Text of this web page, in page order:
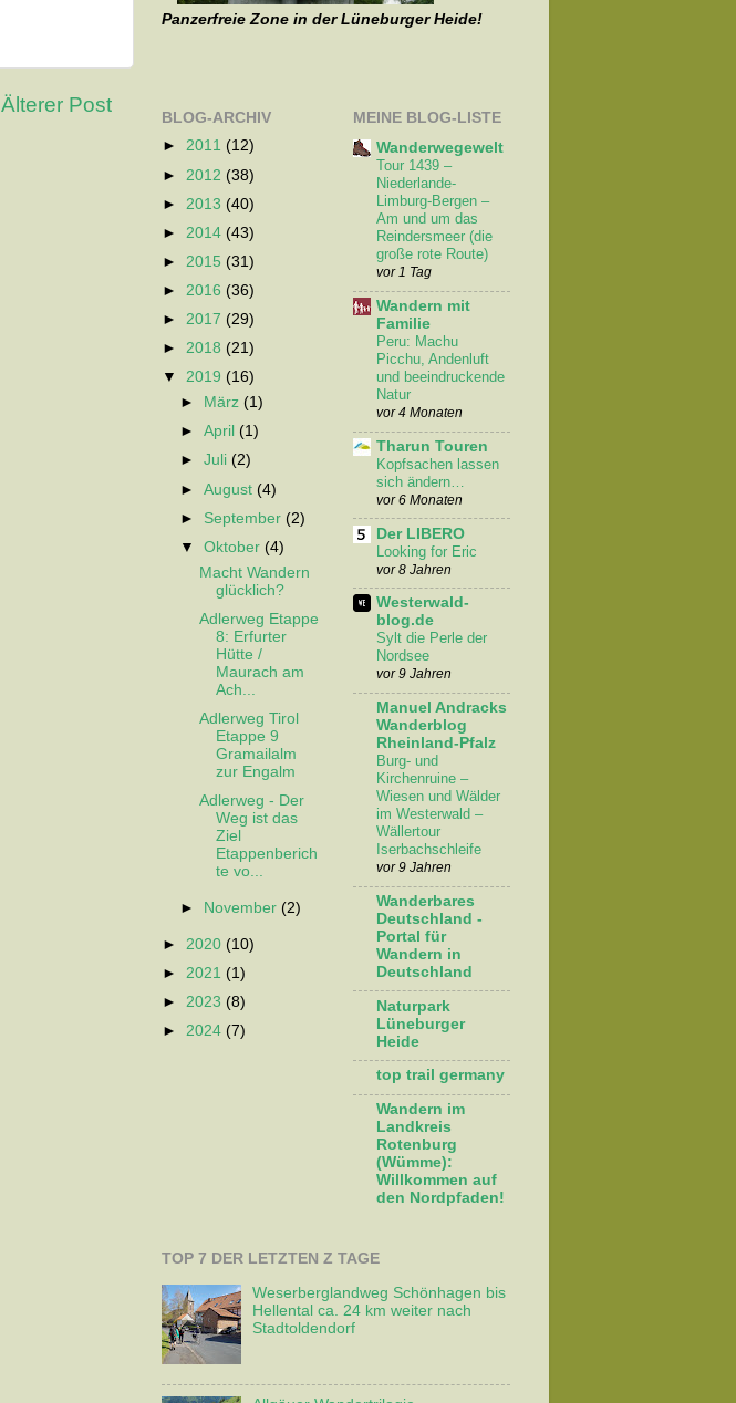
Älterer Post
Panzerfreie Zone in der Lüneburger Heide!
BLOG-ARCHIV
► 2011 (12)
► 2012 (38)
► 2013 (40)
► 2014 (43)
► 2015 (31)
► 2016 (36)
► 2017 (29)
► 2018 (21)
▼ 2019 (16)
►
März(1)
►April(1)
►Juli(2)
►August(4)
► September(2)
▼Oktober(4)
Macht Wandern
glücklich?
Adlerweg Etappe
8: Erfurter
Hütte /
Maurach am
Ach...
Adlerweg Tirol
Etappe 9
Gramailalm
zur Engalm
Adlerweg - Der
Weg ist das
Ziel
Etappenberich
te vo...
► November(2)
► 2020 (10)
► 2021 (1)
► 2023 (8)
► 2024 (7)
MEINE BLOG-LISTE
Wanderwegewelt
Tour 1439 –
Niederlande-
Limburg-Bergen –
Am und um das
Reindersmeer (die
große rote Route)
vor 1 Tag
Wandern mit
Familie
Peru: Machu
Picchu, Andenluft
und beeindruckende
Natur
vor 4 Monaten
Tharun Touren
Kopfsachen lassen
sich ändern…
vor 6 Monaten
Der LIBERO
Looking for Eric
vor 8 Jahren
Westerwald-
blog.de
Sylt die Perle der
Nordsee
vor 9 Jahren
Manuel Andracks
Wanderblog
Rheinland-Pfalz
Burg- und
Kirchenruine –
Wiesen und Wälder
im Westerwald –
Wällertour
Iserbachschleife
vor 9 Jahren
Wanderbares
Deutschland -
Portal für
Wandern in
Deutschland
Naturpark
Lüneburger
Heide
top trail germany
Wandern im
Landkreis
Rotenburg
(Wümme):
Willkommen auf
den Nordpfaden!
TOP 7 DER LETZTEN Z TAGE
Weserberglandweg Schönhagen bis
Hellental ca. 24 km weiter nach
Stadtoldendorf